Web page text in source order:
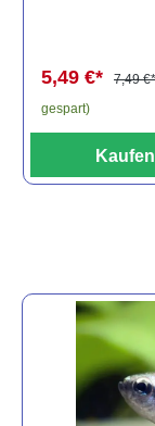
5,49 €* 7,49 €*
gespart)
Kaufen